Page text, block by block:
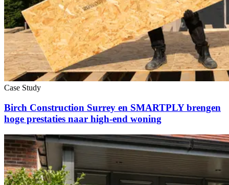
Case Study
Birch Construction Surrey en SMARTPLY brengen
hoge prestaties naar high-end woning